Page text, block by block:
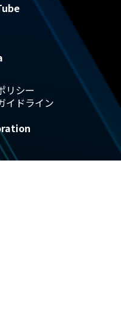
リシー
イドライン